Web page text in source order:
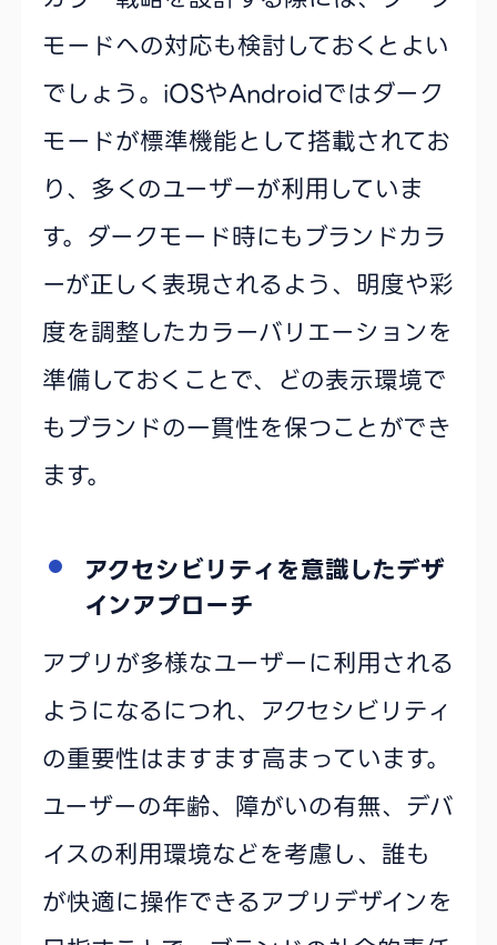
モードへの対応も検討しておくとよい
でしょう。iOSやAndroidではダーク
モードが標準機能として搭載されてお
り、多くのユーザーが利用していま
す。ダークモード時にもブランドカラ
ーが正しく表現されるよう、明度や彩
度を調整したカラーバリエーションを
準備しておくことで、どの表示環境で
もブランドの一貫性を保つことができ
ます。
アクセシビリティを意識したデザ
インアプローチ
アプリが多様なユーザーに利用される
ようになるにつれ、アクセシビリティ
の重要性はますます高まっています。
ユーザーの年齢、障がいの有無、デバ
イスの利用環境などを考慮し、誰も
が快適に操作できるアプリデザインを